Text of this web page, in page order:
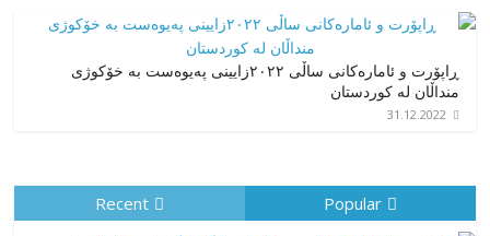
ڕاپۆرت و ئامارەکانی ساڵی ٢٠٢٢زایینی پەیوەست بە خۆکوژی
منداڵان لە کوردستان
31.12.2022
Popular
Recent